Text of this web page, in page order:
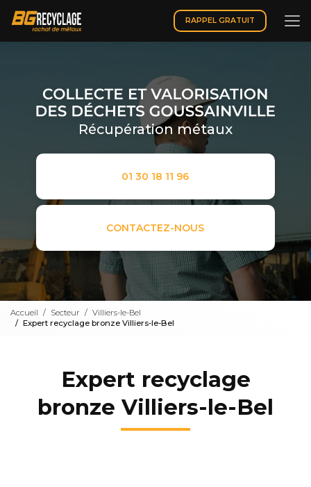
contenu
principal
RAPPEL GRATUIT
Récupération métaux
01 30 18 11 96
CONTACTEZ-NOUS
Accueil Secteur
Villiers-le-Bel
Expert recyclage bronze Villiers-le-Bel
Expert recyclage
bronze Villiers-le-Bel